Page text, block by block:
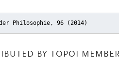
Philosophie, 96 (2014)
BY TOPOI